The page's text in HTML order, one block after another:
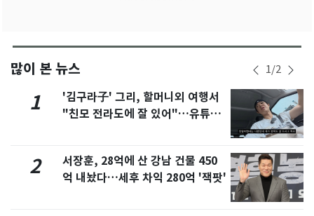
많이 본 뉴스 1/2
1
'김구라子' 그리, 할머니외 여행서
"친모 전라도에 잘 있어"…유튜브
2
서장훈, 28억에 산 강남 건물 450
억 내놨다…세후 차익 280억 '잭팟'